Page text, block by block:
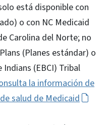
está disponible con
o con NC Medicaid
Carolina del Norte; no
(Planes estándar) o
(EBCI) Tribal
la información de
salud de Medicaid